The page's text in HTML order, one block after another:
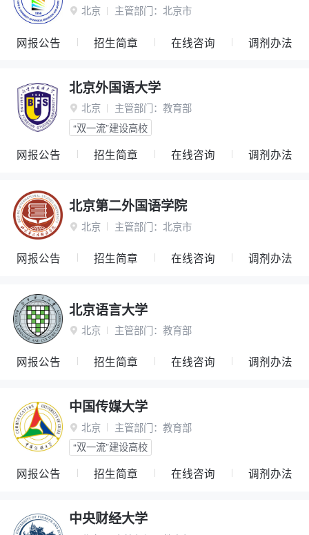
 北京 主管部门： 北京市
网报公告 招生简章 在线咨询 调剂办法
北京外国语大学
 北京 主管部门： 教育部
“双一流”建设高校
网报公告 招生简章 在线咨询 调剂办法
北京第二外国语学院
 北京 主管部门： 北京市
网报公告 招生简章 在线咨询 调剂办法
北京语言大学
 北京 主管部门： 教育部
网报公告 招生简章 在线咨询 调剂办法
中国传媒大学
 北京 主管部门： 教育部
“双一流”建设高校
网报公告 招生简章 在线咨询 调剂办法
中央财经大学